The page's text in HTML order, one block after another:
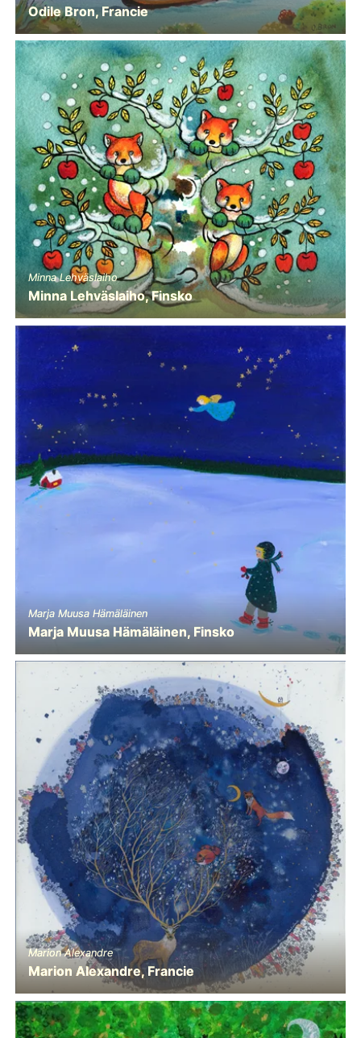
Odile Bron, Francie
Minna Lehväslaiho
Minna Lehväslaiho, Finsko
Marja Muusa Hämäläinen
Marja Muusa Hämäläinen, Finsko
Marion Alexandre
Marion Alexandre, Francie